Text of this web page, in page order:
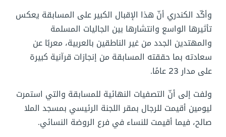
وأكّد الكندري أنّ هذا الإقبال الكبير على المسابقة يعكس
تأثيرها الواسع وانتشارها بين الجاليات المسلمة
والمهتدين الجدد من غير الناطقين بالعربية، معربًا عن
سعادته بما حققته المسابقة من إنجازات قرآنية كبيرة
على مدار 23 عامًا.
ولفت إلى أنّ التصفيات النهائية للمسابقة والتي استمرت
ليومين أقيمت للرجال بمقر اللجنة الرئيسي بمسجد الملا
صالح، فيما أقيمت للنساء في فرع الروضة النسائي.